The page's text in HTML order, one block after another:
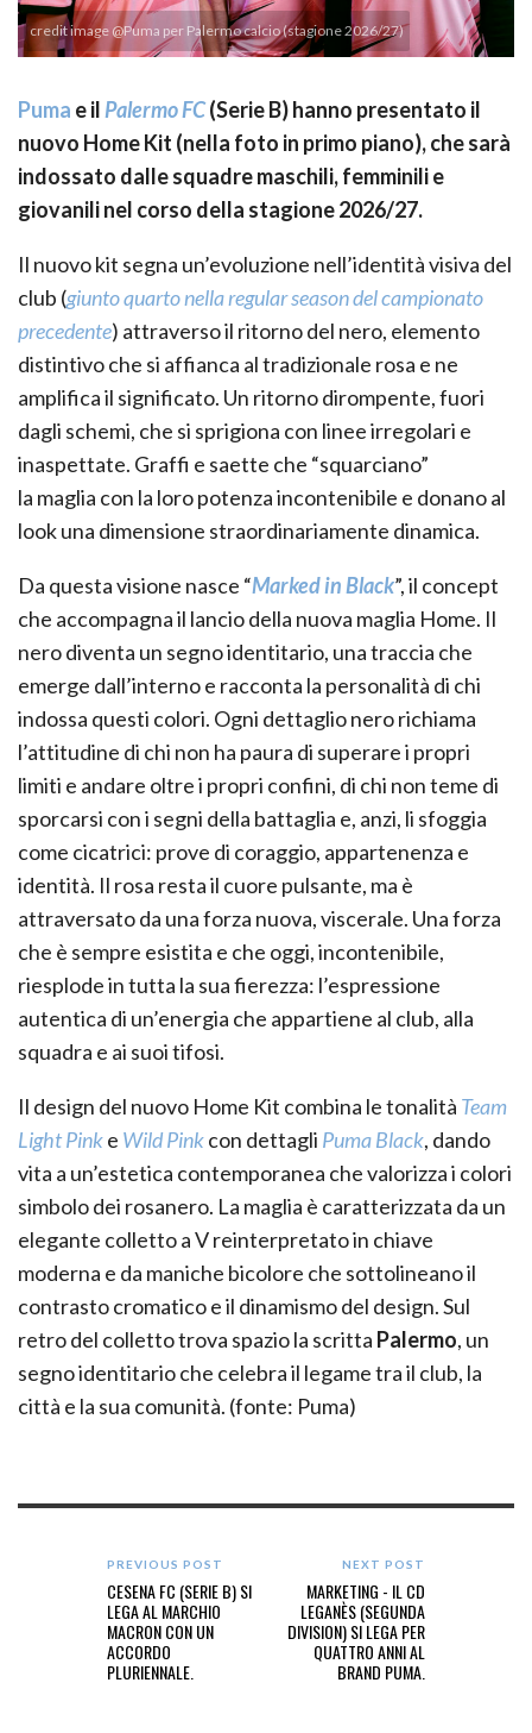
credit image @Puma per Palermo calcio (stagione 2026/27)
Puma e ilPalermo FC(Serie B) hanno presentato il
nuovo Home Kit (nella foto in primo piano), che sarà
indossato dalle squadre maschili, femminili e
giovanili nel corso della stagione 2026/27.
Il nuovo kit segna un’evoluzione nell’identità visiva del
club (giunto quarto nella regular season del campionato
precedente) attraverso il ritorno del nero, elemento
distintivo che si affianca al tradizionale rosa e ne
amplifica il significato. Un ritorno dirompente, fuori
dagli schemi, che si sprigiona con linee irregolari e
inaspettate. Graffi e saette che “squarciano”
la maglia con la loro potenza incontenibile e donano al
look una dimensione straordinariamente dinamica.
Da questa visione nasce “Marked in Black”, il concept
che accompagna il lancio della nuova maglia Home. Il
nero diventa un segno identitario, una traccia che
emerge dall’interno e racconta la personalità di chi
indossa questi colori. Ogni dettaglio nero richiama
l’attitudine di chi non ha paura di superare i propri
limiti e andare oltre i propri confini, di chi non teme di
sporcarsi con i segni della battaglia e, anzi, li sfoggia
come cicatrici: prove di coraggio, appartenenza e
identità. Il rosa resta il cuore pulsante, ma è
attraversato da una forza nuova, viscerale. Una forza
che è sempre esistita e che oggi, incontenibile,
riesplode in tutta la sua fierezza: l’espressione
autentica di un’energia che appartiene al club, alla
squadra e ai suoi tifosi.
Il design del nuovo Home Kit combina le tonalità Team
Light Pinke Wild Pinkcon dettagli Puma Black, dando
vita a un’estetica contemporanea che valorizza i colori
simbolo dei rosanero. La maglia è caratterizzata da un
elegante colletto a V reinterpretato in chiave
moderna e da maniche bicolore che sottolineano il
contrasto cromatico e il dinamismo del design. Sul
retro del colletto trova spazio la scritta Palermo, un
segno identitario che celebra il legame tra il club, la
città e la sua comunità. (fonte: Puma)
PREVIOUS POST
CESENA FC (SERIE B) SI
LEGA AL MARCHIO
MACRON CON UN
ACCORDO
PLURIENNALE.
NEXT POST
MARKETING - IL CD
LEGANÈS (SEGUNDA
DIVISION) SI LEGA PER
QUATTRO ANNI AL
BRAND PUMA.